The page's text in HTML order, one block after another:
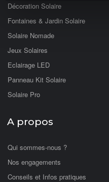
Décoration Solaire
Fontaines & Jardin Solaire
Solaire Nomade
Jeux Solaires
Eclairage LED
Panneau Kit Solaire
Solaire Pro
A propos
Qui sommes-nous ?
Nos engagements
Conseils et Infos pratiques